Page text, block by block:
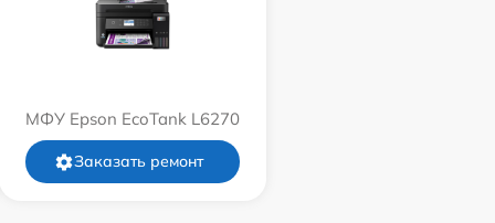
МФУ Epson EcoTank L6270
Заказать ремонт